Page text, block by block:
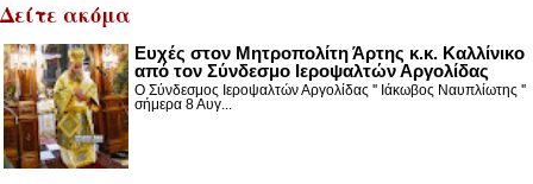
Δείτε ακόμα
Ευχές στον Μητροπολίτη Άρτης κ.κ. Καλλίνικο
από τον Σύνδεσμο Ιεροψαλτών Αργολίδας
Ο Σύνδεσμος Ιεροψαλτών Αργολίδας '' Ιάκωβος Ναυπλίωτης ''
σήμερα 8 Αυγ...